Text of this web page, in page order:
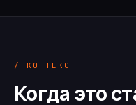
/ КОНТЕКСТ
Когда это